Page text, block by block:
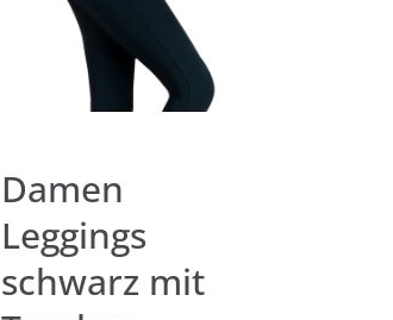
Damen
Leggings
schwarz mit